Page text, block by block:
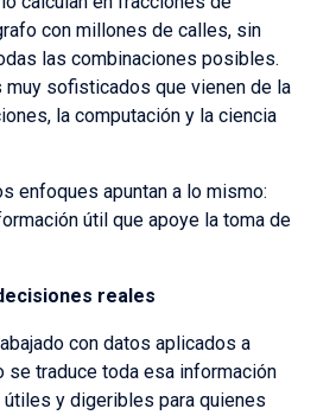
con millones de calles, sin
las combinaciones posibles.
sofisticados que vienen de la
la computación y la ciencia
enfoques apuntan a lo mismo:
útil que apoye la toma de
reales
con datos aplicados a
se traduce toda esa información
y digeribles para quienes